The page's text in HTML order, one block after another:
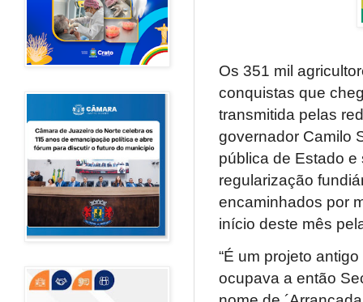
Os 351 mil
conquistas que
transmitida pelas
governador Camilo
pública de Estado
regularização
encaminhados por
início deste mês
“É um projeto
ocupava a então